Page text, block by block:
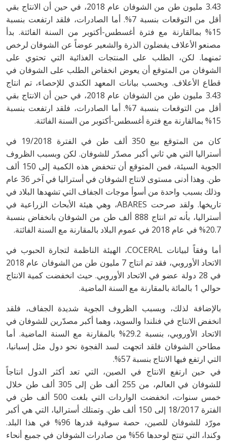
3.43 مليون طن من الشوفان عام 2018، في حين أن الانتاج بقي
أقل من التوقعات بنسبة 7%. أما الصادرات، فلقد ارتفعت بنسبة
15% بمالقارنة مع فترة أغسطس-أكتوبر من السنة الفائتة. بدأ
مصنعو الأعلاف يفضلون الذرة والشعير عوضاً عن الشوفان لرخص
ثمنهما. لكن، الطلب على المنتجات الغذائية التي تحتوي على
الشوفان من المتوقع أن يعوض انخفاض الطلب على الشوفان في
قطاع الأعلاف. وبحسب بيانات المعهد الكندي للإحصاء، تم انتاج
3.43 مليون طن من الشوفان عام 2018، في حين أن الانتاج بقي
أقل من التوقعات بنسبة 7%. أما الصادرات، فلقد ارتفعت بنسبة
15% بمالقارنة مع فترة أغسطس-أكتوبر من السنة الفائتة.
كان من المتوقع بيع 350 ألف طن في الفترة 19/2018 في
أستراليا التي هي ثاني أكبر مصدّر للشوفان. لكن وبسبب الظروف
الجوية السيئة، فمن المتوقع أن تنخفض هذه الكمية إلى 150 ألف
طن. وهذا أدنى مستوى لانتاج الشوفان في أستراليا في آخر 36 عام
وذلك بسبب واحدة من أسوأ موجات الجفاف التي تشهدها البلاد في
تاريخها. ولقد صرحت ABARES، وهي هيئة الأبحاث الزراعية في
أستراليا، بأنه تم انتاج 888 ألف طن من الشوفان بانخفاض بنسبة
20.7% في عام 2018 في عموم البلاد بالمقارنة مع السنة الفائتة.
أما وفقاً لبيانات COCERAL، الهيئة الناظمة لتجارة الحبوب في
الاتحاد الأوروبي، فقد تم انتاج 7 مليون طن من الشوفان عام 2018
في 28 دولة عضو في الاتحاد الأوروبي. حيث انخفضت كمية الانتاج
حوالي 1 بالمائة بالمقارنة مع السنة الماضية.
بالإضافة لذلك، وبسبب الظروف الجوية شديدة الجفاف، فلقد
انخفض الانتاج في فنلندا والسويد، وهما أكبر مصدّرين للشوفان في
الاتحاد الأوروبي، بنسبة 29.2% بالمقارنة مع السنة الماضية. أما
مطاحن الشوفان فلقد اتجهت لسد الفجوة نحو دول مثل إسبانيا،
التي ارتفع فيها الانتاج بنسبة 57%.
في حين ارتفع الانتاج في الصين، التي تعد أكثر الدول انتاجاً
للشوفان في العالم، من 255 ألف طن إلى 305 ألف طن خلال
خمس سنوات، انخفضت الواردات التي بلغت 500 ألف طن في
الفترة 18/2017 إلى 150 ألف طن. وتمتلك أستراليا، التي هي أكبر
مورّد للشوفان للصين، حصة سوقية قدرها 96% في هذا البلد.
وكندا، التي تنتج لوحدها 56% من صادرات الشوفان في جميع أنحاء